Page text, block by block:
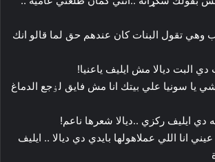
تقول البنات كان عندهم حق لما قالو انك
البت ديالا مش ايليف ياعنيا!
يا سونيا علي بيتك انا مش فايق لۏجع الدماغ
دي ايليف ركزي ..ديالا شعرها ناعم!
انا اللي عملاهولها بايدي دي ديالا .. ايليف